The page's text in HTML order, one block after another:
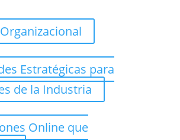
Estratégicas para
de la Industria
Online que